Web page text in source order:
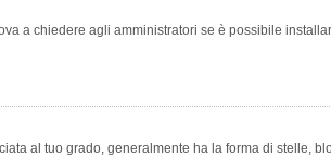
a chiedere agli amministratori se è possibile
al tuo grado, generalmente ha la forma di stelle,